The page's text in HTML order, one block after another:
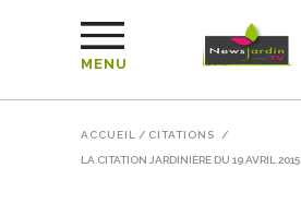
MENU
ACCUEIL / CITATIONS /
LA CITATION JARDINIÈRE DU 19 AVRIL 2015